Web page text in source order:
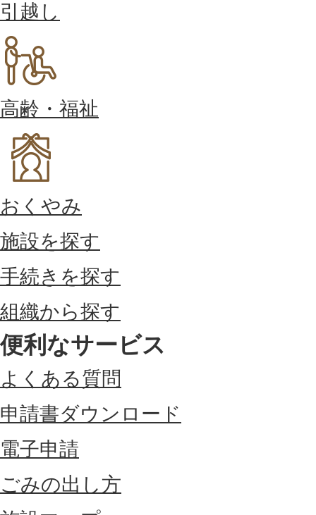
引越し
高齢・福祉
おくやみ
施設を探す
手続きを探す
組織から探す
便利なサービス
よくある質問
申請書ダウンロード
電子申請
ごみの出し方